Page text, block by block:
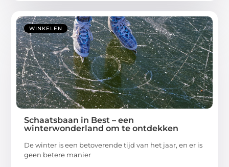
WINKELEN
Schaatsbaan in Best – een
winterwonderland om te ontdekken
De winter is een betoverende tijd van het jaar, en er is
geen betere manier